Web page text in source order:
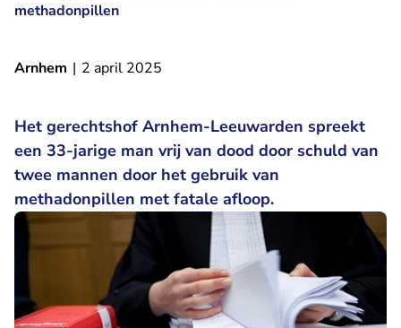
methadonpillen
Arnhem | 2 april 2025
Het gerechtshof Arnhem-Leeuwarden spreekt
een 33-jarige man vrij van dood door schuld van
twee mannen door het gebruik van
methadonpillen met fatale afloop.